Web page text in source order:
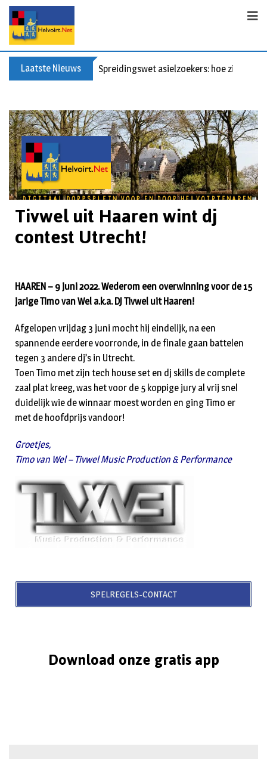
Laatste Nieuws Spreidingswet asielzoekers: hoe zit dat?
Tivwel uit Haaren wint dj
contest Utrecht!
HAAREN – 9 juni 2022. Wederom een overwinning voor de 15
jarige Timo van Wel a.k.a. DJ Tivwel uit Haaren!
Afgelopen vrijdag 3 juni mocht hij eindelijk, na een
spannende eerdere voorronde, in de finale gaan battelen
tegen 3 andere dj’s in Utrecht.
Toen Timo met zijn tech house set en dj skills de complete
zaal plat kreeg, was het voor de 5 koppige jury al vrij snel
duidelijk wie de winnaar moest worden en ging Timo er
met de hoofdprijs vandoor!
Groetjes,
Timo van Wel – Tivwel Music Production & Performance
SPELREGELS-CONTACT
Download onze gratis app